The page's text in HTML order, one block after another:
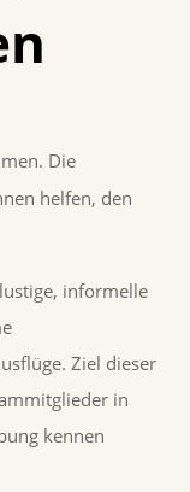
Die
helfen, den
informelle
Ziel dieser
in
kennen